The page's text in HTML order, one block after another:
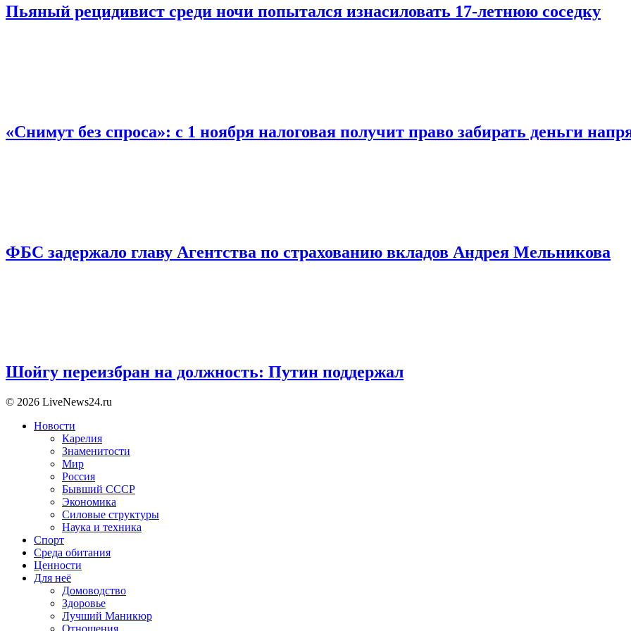
Пьяный рецидивист среди ночи попытался изнасиловать 17-летнюю соседку
«Снимут без спроса»: с 1 ноября налоговая получит право забирать деньги
ФБС задержало главу Агентства по страхованию вкладов Андрея Мельникова
Шойгу переизбран на должность: Путин поддержал
© 2026 LiveNews24.ru
Новости
Карелия
Знаменитости
Мир
Россия
Бывший СССР
Экономика
Силовые структуры
Наука и техника
Спорт
Среда обитания
Ценности
Для неё
Домоводство
Здоровье
Лучший Маникюр